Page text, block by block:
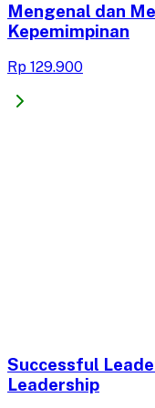
Mengenal dan
Kepemimpinan
Rp 129.900
Successful
Leadership